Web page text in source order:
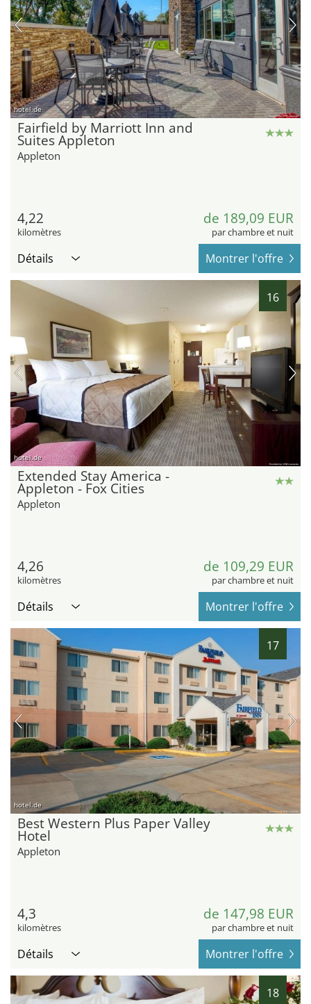
hotel.de
Fairfield by Marriott Inn and
Suites Appleton
Appleton
4,22
kilomètres
de 189,09 EUR
par chambre et nuit
Détails Montrer l'offre
16
hotel.de
Extended Stay America -
Appleton - Fox Cities
Appleton
4,26
kilomètres
de 109,29 EUR
par chambre et nuit
Détails Montrer l'offre
17
hotel.de
Best Western Plus Paper Valley
Hotel
Appleton
4,3
kilomètres
de 147,98 EUR
par chambre et nuit
Détails Montrer l'offre
18